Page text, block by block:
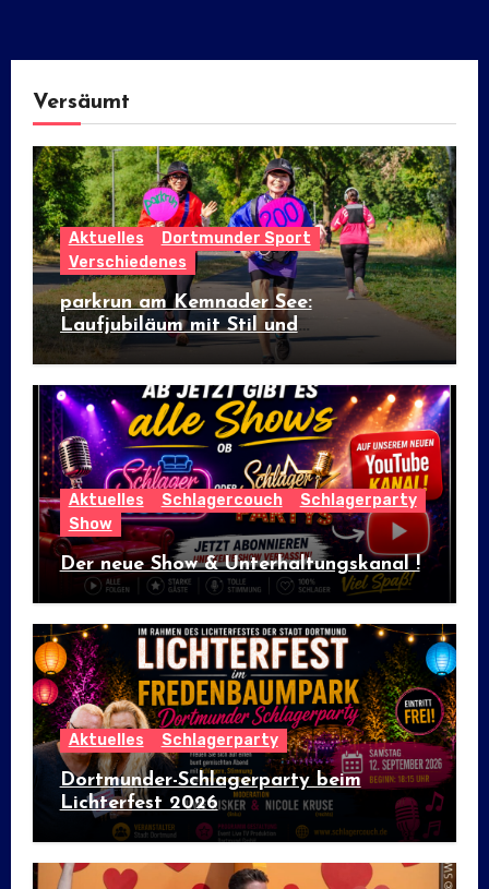
Versäumt
Aktuelles
Dortmunder Sport
Verschiedenes
parkrun am Kemnader See:
Laufjubiläum mit Stil und
internationalem Flair
Aktuelles Schlagercouch
Schlagerparty
Show
Der neue Show & Unterhaltungskanal !
Aktuelles Schlagerparty
Dortmunder-Schlagerparty beim
Lichterfest 2026